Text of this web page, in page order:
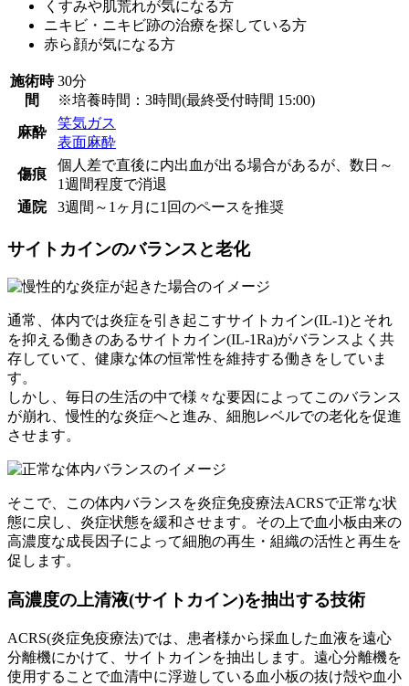
くすみや肌荒れが気になる方
ニキビ・ニキビ跡の治療を探している方
赤ら顔が気になる方
施術時
間
30分
※培養時間：3時間(最終受付時間 15:00)
麻酔
笑気ガス
表面麻酔
傷痕
個人差で直後に内出血が出る場合があるが、数日～
1週間程度で消退
通院
3週間～1ヶ月に1回のペースを推奨
サイトカインのバランスと老化
通常、体内では炎症を引き起こすサイトカイン(IL-1)とそれ
を抑える働きのあるサイトカイン(IL-1Ra)がバランスよく共
存していて、健康な体の恒常性を維持する働きをしていま
す。
しかし、毎日の生活の中で様々な要因によってこのバランス
が崩れ、慢性的な炎症へと進み、細胞レベルでの老化を促進
させます。
そこで、この体内バランスを炎症免疫療法ACRSで正常な状
態に戻し、炎症状態を緩和させます。その上で血小板由来の
高濃度な成長因子によって細胞の再生・組織の活性と再生を
促します。
高濃度の上清液(サイトカイン)を抽出する技術
ACRS(炎症免疫療法)では、患者様から採血した血液を遠心
分離機にかけて、サイトカインを抽出します。遠心分離機を
使用することで血清中に浮遊している血小板の抜け殻や血小